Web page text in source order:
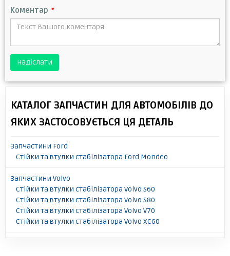
Коментар *
Надіслати
КАТАЛОГ ЗАПЧАСТИН ДЛЯ АВТОМОБІЛІВ ДО
ЯКИХ ЗАСТОСОВУЄТЬСЯ ЦЯ ДЕТАЛЬ
Запчастини Ford
Стійки та втулки стабілізатора Ford Mondeo
Запчастини Volvo
Стійки та втулки стабілізатора Volvo S60
Стійки та втулки стабілізатора Volvo S80
Стійки та втулки стабілізатора Volvo V70
Стійки та втулки стабілізатора Volvo XC60